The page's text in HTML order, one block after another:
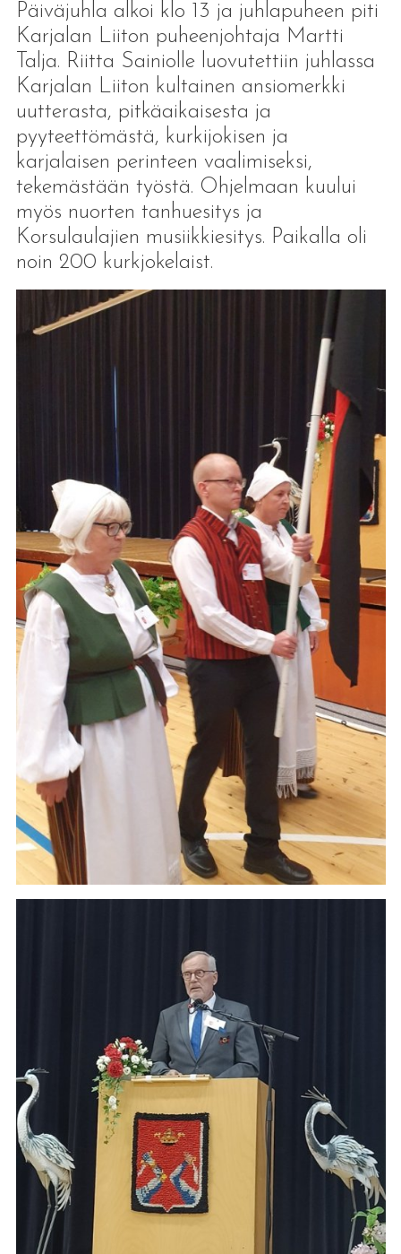
Päiväjuhla alkoi klo 13 ja juhlapuheen piti
Karjalan Liiton puheenjohtaja Martti
Talja. Riitta Sainiolle luovutettiin juhlassa
Karjalan Liiton kultainen ansiomerkki
uutterasta, pitkäaikaisesta ja
pyyteettömästä, kurkijokisen ja
karjalaisen perinteen vaalimiseksi,
tekemästään työstä. Ohjelmaan kuului
myös nuorten tanhuesitys ja
Korsulaulajien musiikkiesitys. Paikalla oli
noin 200 kurkjokelaist.